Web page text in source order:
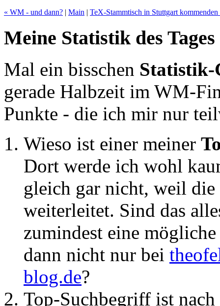
« WM - und dann? | Main | TeX-Stammtisch in Stuttgart
Meine Statistik des Tages
Mal ein bisschen Statistik-
gerade Halbzeit im WM-
Punkte - die ich mir nur
Wieso ist einer meiner
Dort werde ich wohl
gleich gar nicht, weil
weiterleitet. Sind das
zumindest eine
dann nicht nur bei
blog.de?
Top-Suchbegriff ist